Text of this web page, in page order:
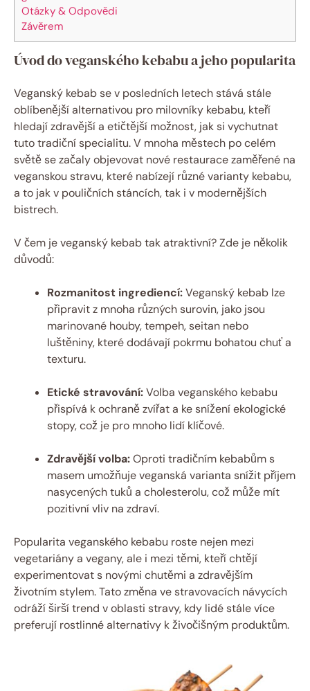
Otázky & Odpovědi
Závěrem
Úvod do veganského kebabu a jeho popularita
Veganský kebab se v posledních letech stává stále
oblíbenější alternativou pro milovníky kebabu, kteří
hledají zdravější a etičtější možnost, jak si vychutnat
tuto tradiční specialitu. V mnoha městech po celém
světě se začaly objevovat nové restaurace zaměřené na
veganskou stravu, které nabízejí různé varianty kebabu,
a to jak v pouličních stáncích, tak i v modernějších
bistrech.
V čem je veganský kebab tak atraktivní? Zde je několik
důvodů:
Rozmanitost ingrediencí:Veganský kebab lze
připravit z mnoha různých surovin, jako jsou
marinované houby, tempeh, seitan nebo
luštěniny, které dodávají pokrmu bohatou chuť a
texturu.
Etické stravování:Volba veganského kebabu
přispívá k ochraně zvířat a ke snížení ekologické
stopy, což je pro mnoho lidí klíčové.
Zdravější volba:Oproti tradičním kebabům s
masem umožňuje veganská varianta snížit příjem
nasycených tuků a cholesterolu, což může mít
pozitivní vliv na zdraví.
Popularita veganského kebabu roste nejen mezi
vegetariány a vegany, ale i mezi těmi, kteří chtějí
experimentovat s novými chutěmi a zdravějším
životním stylem. Tato změna ve stravovacích návycích
odráží širší trend v oblasti stravy, kdy lidé stále více
preferují rostlinné alternativy k živočišným produktům.